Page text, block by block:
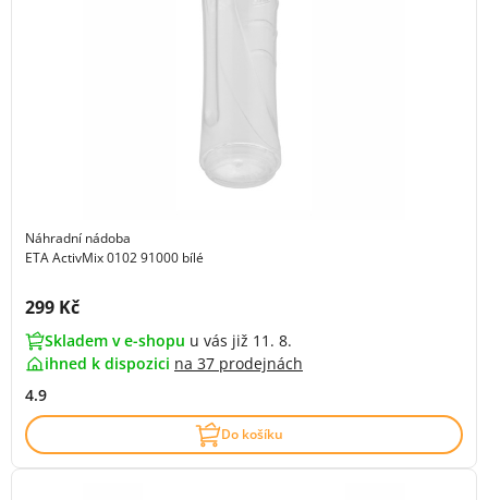
Náhradní nádoba
ETA ActivMix 0102 91000 bílé
Cena s DPH:
299 Kč
Skladem v e-shopu u vás již 11. 8.
ihned k dispozici na 37 prodejnách
4.9
Do košíku